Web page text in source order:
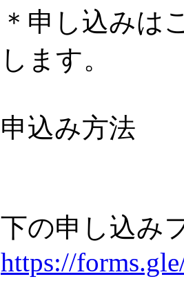
＊申し込みは
します。
申込み方法
下の申し込み
https://